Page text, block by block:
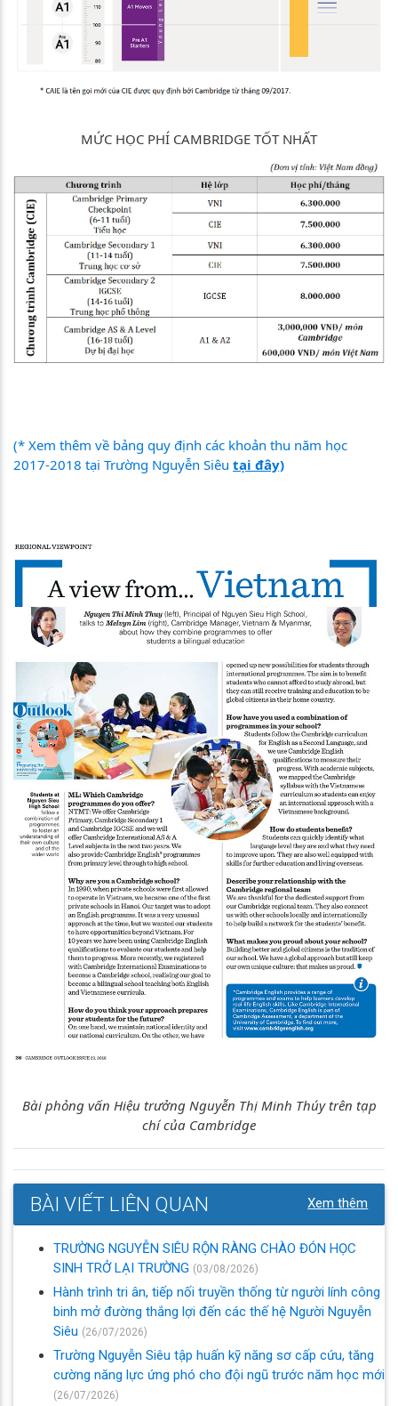
MỨC HỌC PHÍ CAMBRIDGE TỐT NHẤT
(* Xem thêm về bảng quy định các khoản thu năm học
2017-2018 tại Trường Nguyễn Siêu tại đây)
Bài phỏng vấn Hiệu trưởng Nguyễn Thị Minh Thúy trên tạp
chí của Cambridge
BÀI VIẾT LIÊN QUAN Xem thêm
TRƯỜNG NGUYỄN SIÊU RỘN RÀNG CHÀO ĐÓN HỌC
SINH TRỞ LẠI TRƯỜNG (03/08/2026)
Hành trình tri ân, tiếp nối truyền thống từ người lính công
binh mở đường thắng lợi đến các thế hệ Người Nguyễn
Siêu (26/07/2026)
Trường Nguyễn Siêu tập huấn kỹ năng sơ cấp cứu, tăng
cường năng lực ứng phó cho đội ngũ trước năm học mới
(26/07/2026)